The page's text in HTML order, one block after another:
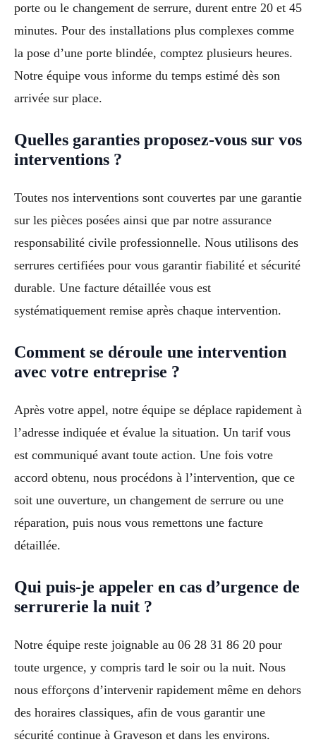
porte ou le changement de serrure, durent entre 20 et 45
minutes. Pour des installations plus complexes comme
la pose d’une porte blindée, comptez plusieurs heures.
Notre équipe vous informe du temps estimé dès son
arrivée sur place.
Quelles garanties proposez-vous sur vos
interventions ?
Toutes nos interventions sont couvertes par une garantie
sur les pièces posées ainsi que par notre assurance
responsabilité civile professionnelle. Nous utilisons des
serrures certifiées pour vous garantir fiabilité et sécurité
durable. Une facture détaillée vous est
systématiquement remise après chaque intervention.
Comment se déroule une intervention
avec votre entreprise ?
Après votre appel, notre équipe se déplace rapidement à
l’adresse indiquée et évalue la situation. Un tarif vous
est communiqué avant toute action. Une fois votre
accord obtenu, nous procédons à l’intervention, que ce
soit une ouverture, un changement de serrure ou une
réparation, puis nous vous remettons une facture
détaillée.
Qui puis-je appeler en cas d’urgence de
serrurerie la nuit ?
Notre équipe reste joignable au 06 28 31 86 20 pour
toute urgence, y compris tard le soir ou la nuit. Nous
nous efforçons d’intervenir rapidement même en dehors
des horaires classiques, afin de vous garantir une
sécurité continue à Graveson et dans les environs.